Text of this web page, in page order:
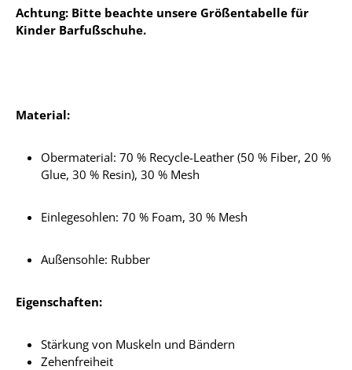
Achtung: Bitte beachte unsere Größentabelle für
Kinder Barfußschuhe.
Material:
Obermaterial: 70 % Recycle-Leather (50 % Fiber, 20 %
Glue, 30 % Resin), 30 % Mesh
Einlegesohlen: 70 % Foam, 30 % Mesh
Außensohle: Rubber
Eigenschaften:
Stärkung von Muskeln und Bändern
Zehenfreiheit